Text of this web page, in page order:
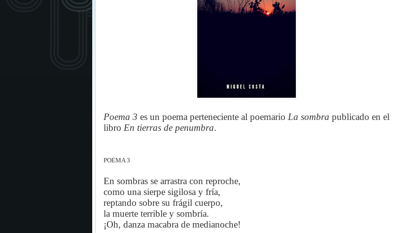
Poema 3 es un poema perteneciente al poemario La sombra publicado en el
libro En tierras de penumbra.
POEMA 3
En sombras se arrastra con reproche,
como una sierpe sigilosa y fría,
reptando sobre su frágil cuerpo,
la muerte terrible y sombría.
¡Oh, danza macabra de medianoche!